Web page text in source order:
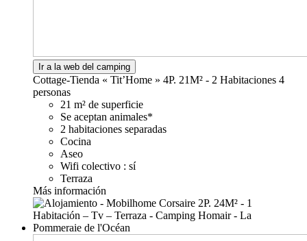
Ir a la web del camping
Cottage-Tienda « Tit’Home » 4P. 21M² - 2 Habitaciones 4
personas
21 m² de superficie
Se aceptan animales*
2 habitaciones separadas
Cocina
Aseo
Wifi colectivo : sí
Terraza
Más información